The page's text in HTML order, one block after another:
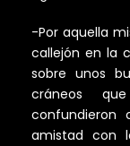
-Por aquella
callejón en la
sobre unos
cráneos
amistad con